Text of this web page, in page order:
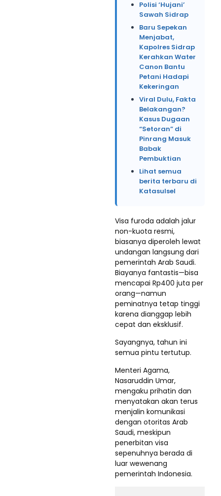
Polisi ‘Hujani’
Sawah Sidrap
Baru Sepekan
Menjabat,
Kapolres Sidrap
Kerahkan Water
Canon Bantu
Petani Hadapi
Kekeringan
Viral Dulu, Fakta
Belakangan?
Kasus Dugaan
“Setoran” di
Pinrang Masuk
Babak
Pembuktian
Lihat semua
berita terbaru di
Katasulsel
Visa furoda adalah jalur
non-kuota resmi,
biasanya diperoleh lewat
undangan langsung dari
pemerintah Arab Saudi.
Biayanya fantastis—bisa
mencapai Rp400 juta per
orang—namun
peminatnya tetap tinggi
karena dianggap lebih
cepat dan eksklusif.
Sayangnya, tahun ini
semua pintu tertutup.
Menteri Agama,
Nasaruddin Umar,
mengaku prihatin dan
menyatakan akan terus
menjalin komunikasi
dengan otoritas Arab
Saudi, meskipun
penerbitan visa
sepenuhnya berada di
luar wewenang
pemerintah Indonesia.